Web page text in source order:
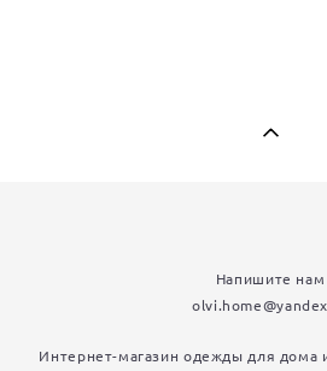
Напишите нам
olvi.home@
Интернет-магазин одежды для дома